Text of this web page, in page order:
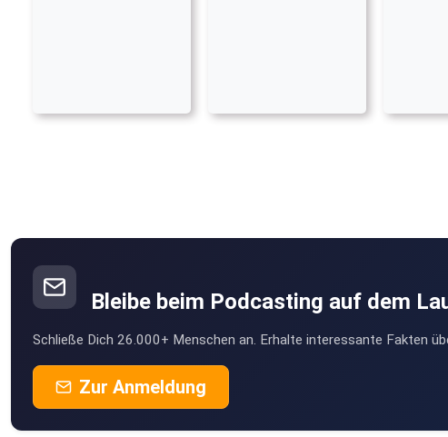
Bleibe beim Podcasting auf dem
Schließe Dich 26.000+ Menschen an. Erhalte interessante Fakten
Zur Anmeldung